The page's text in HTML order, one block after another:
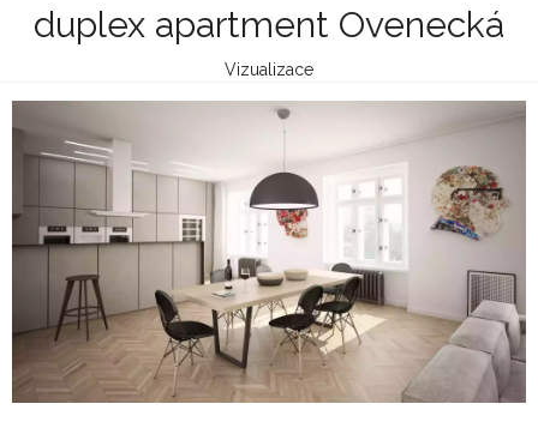
duplex apartment Ovenecká
Vizualizace